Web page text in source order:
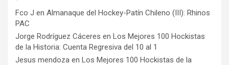
Fco J en Almanaque del Hockey-Patín Chileno (III): Rhinos
PAC
Jorge Rodríguez Cáceres en Los Mejores 100 Hockistas
de la Historia: Cuenta Regresiva del 10 al 1
Jesus mendoza en Los Mejores 100 Hockistas de la